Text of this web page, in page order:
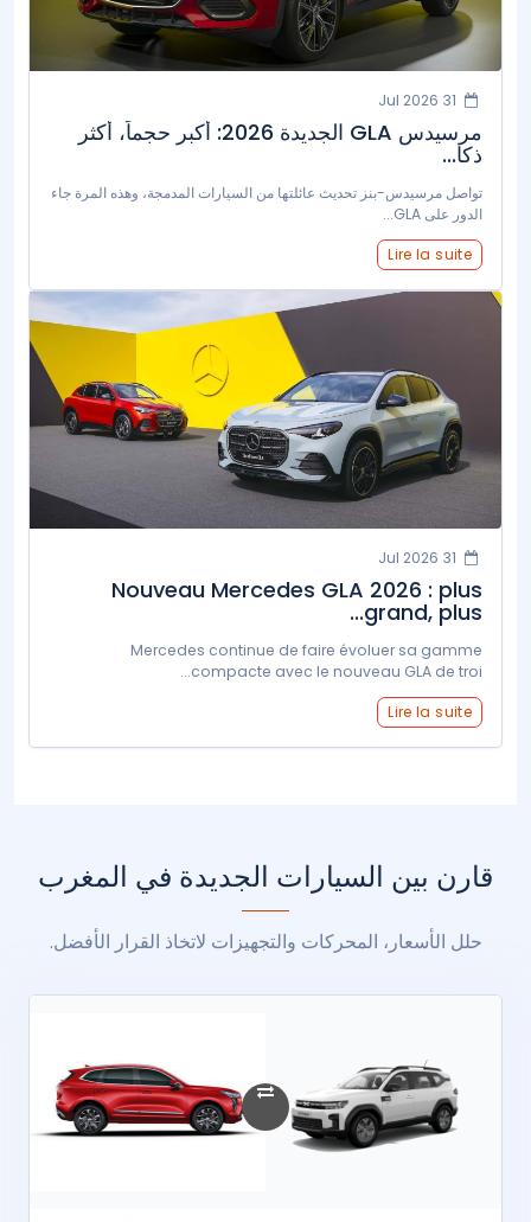
مرسيدس GLA الجديدة 2026: أكبر حجماً، أكثر
ذكا...
تواصل مرسيدس-بنز تحديث عائلتها من السيارات المدمجة، وهذه المرة جاء
الدور على GLA...
Lire la suite
Nouveau Mercedes GLA 2026 : plus
grand, plus...
Mercedes continue de faire évoluer sa gamme
compacte avec le nouveau GLA de troi...
Lire la suite
قارن بين السيارات الجديدة في المغرب
حلل الأسعار، المحركات والتجهيزات لاتخاذ القرار الأفضل.